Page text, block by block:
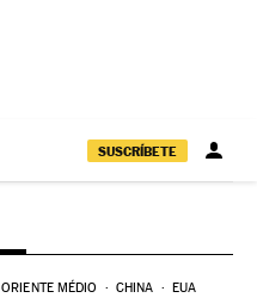
SUSCRÍBETE
ORIENTE MÉDIO CHINA EUA